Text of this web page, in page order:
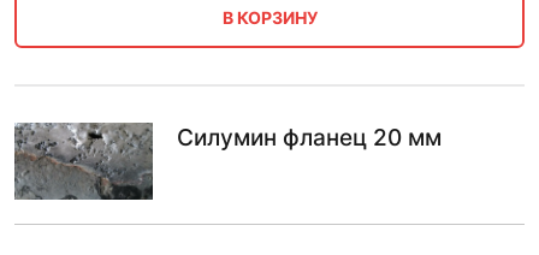
В КОРЗИНУ
Силумин фланец 20 мм